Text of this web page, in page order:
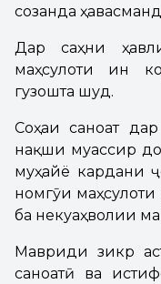
созанда
Дар саҳни
маҳсулоти ин
гузошта шуд.
Соҳаи саноат
нақши муассир
муҳайё кардани
номгӯи
ба некуаҳволии
Мавриди зикр
саноатӣ ва